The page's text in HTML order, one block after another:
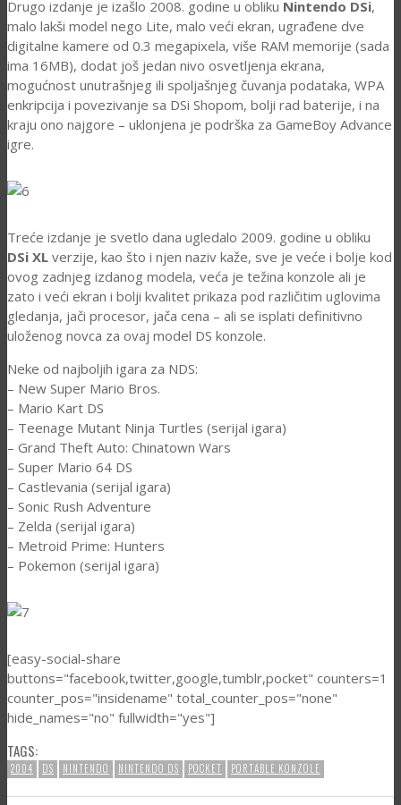
Drugo izdanje je izašlo 2008. godine u obliku Nintendo DSi,
malo lakši model nego Lite, malo veći ekran, ugrađene dve
digitalne kamere od 0.3 megapixela, više RAM memorije (sada
ima 16MB), dodat još jedan nivo osvetljenja ekrana,
mogućnost unutrašnjeg ili spoljašnjeg čuvanja podataka, WPA
enkripcija i povezivanje sa DSi Shopom, bolji rad baterije, i na
kraju ono najgore – uklonjena je podrška za GameBoy Advance
igre.
Treće izdanje je svetlo dana ugledalo 2009. godine u obliku
DSi XL verzije, kao što i njen naziv kaže, sve je veće i bolje kod
ovog zadnjeg izdanog modela, veća je težina konzole ali je
zato i veći ekran i bolji kvalitet prikaza pod različitim uglovima
gledanja, jači procesor, jača cena – ali se isplati definitivno
uloženog novca za ovaj model DS konzole.
Neke od najboljih igara za NDS:
– New Super Mario Bros.
– Mario Kart DS
– Teenage Mutant Ninja Turtles (serijal igara)
– Grand Theft Auto: Chinatown Wars
– Super Mario 64 DS
– Castlevania (serijal igara)
– Sonic Rush Adventure
– Zelda (serijal igara)
– Metroid Prime: Hunters
– Pokemon (serijal igara)
[easy-social-share
buttons="facebook,twitter,google,tumblr,pocket" counters=1
counter_pos="insidename" total_counter_pos="none"
hide_names="no" fullwidth="yes"]
TAGS:
2004 DS NINTENDO NINTENDO DS POCKET PORTABLE KONZOLE